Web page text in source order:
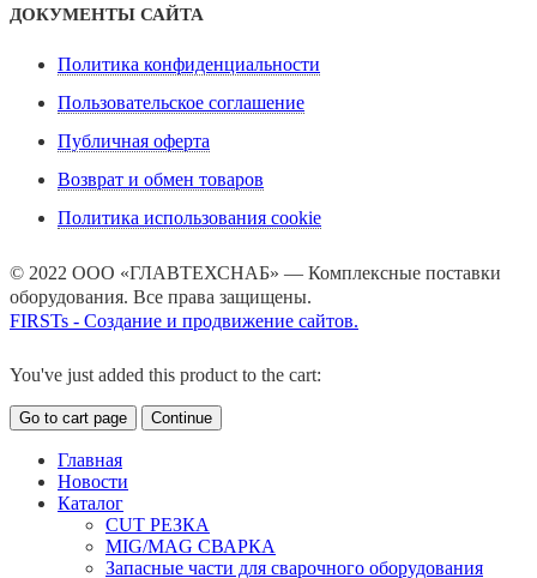
ДОКУМЕНТЫ САЙТА
Политика конфиденциальности
Пользовательское соглашение
Публичная оферта
Возврат и обмен товаров
Политика использования cookie
© 2022 ООО «ГЛАВТЕХСНАБ» — Комплексные поставки
оборудования. Все права защищены.
FIRSTs - Создание и продвижение сайтов.
You've just added this product to the cart:
Go to cart page Continue
Главная
Новости
Каталог
CUT РЕЗКА
MIG/MAG СВАРКА
Запасные части для сварочного оборудования